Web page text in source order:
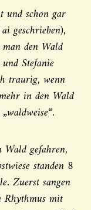
und schon gar
geschrieben),
den Wald
Stefanie
traurig, wenn
in den Wald
gefahren,
standen 8
Zuerst sangen
Rhythmus mit